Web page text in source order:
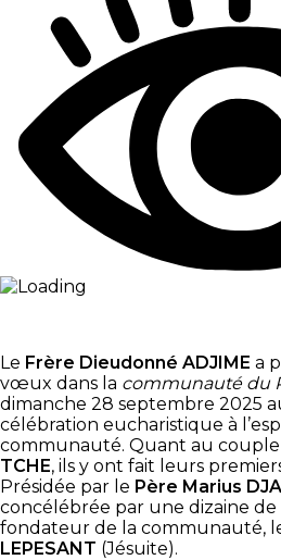
Le Frère Dieudonné ADJIME a
vœux dans la communauté du
dimanche 28 septembre 2025
célébration eucharistique à
communauté. Quant au couple
TCHE, ils y ont fait leurs
Présidée par le Père Marius
concélébrée par une dizaine
fondateur de la communauté,
LEPESANT (Jésuite).